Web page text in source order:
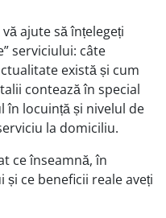
ajute să înțelegeți
serviciului: câte
există și cum
contează în special
în locuință și nivelul de
la domiciliu.
ce înseamnă, în
ce beneficii reale aveți